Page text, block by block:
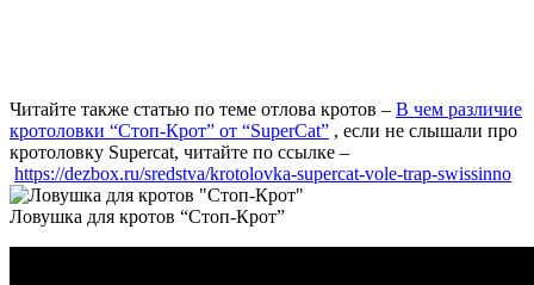
Читайте также статью по теме отлова кротов – В чем различие
кротоловки “Стоп-Крот” от “SuperCat” , если не слышали про
кротоловку Supercat, читайте по ссылке –
https://dezbox.ru/sredstva/krotolovka-supercat-vole-trap-swissinno
Ловушка для кротов “Стоп-Крот”